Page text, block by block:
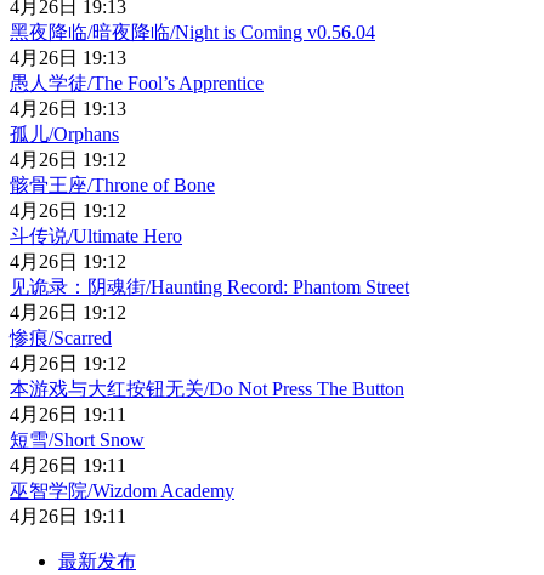
4月26日 19:13
黑夜降临/暗夜降临/Night is Coming v0.56.04
4月26日 19:13
愚人学徒/The Fool’s Apprentice
4月26日 19:13
孤儿/Orphans
4月26日 19:12
骸骨王座/Throne of Bone
4月26日 19:12
斗传说/Ultimate Hero
4月26日 19:12
见诡录：阴魂街/Haunting Record: Phantom Street
4月26日 19:12
惨痕/Scarred
4月26日 19:12
本游戏与大红按钮无关/Do Not Press The Button
4月26日 19:11
短雪/Short Snow
4月26日 19:11
巫智学院/Wizdom Academy
4月26日 19:11
最新发布